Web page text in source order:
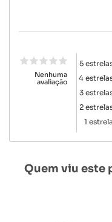
Nenhuma
avaliação
5
4
3
2
1 estrela
Quem viu este